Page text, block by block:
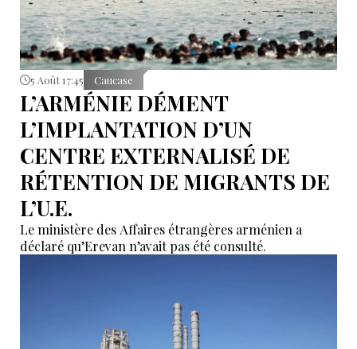
5 Août 17:45 Caucase
L’ARMÉNIE DÉMENT
L’IMPLANTATION D’UN
CENTRE EXTERNALISÉ DE
RÉTENTION DE MIGRANTS DE
L’U.E.
Le ministère des Affaires étrangères arménien a
déclaré qu’Erevan n’avait pas été consulté.